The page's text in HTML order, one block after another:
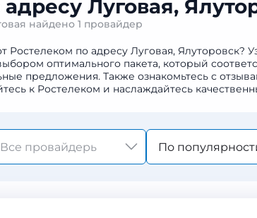
Луговая,
найдено 1 провайдер
Ростелеком по адресу Луговая,
оптимального пакета, который
предложения. Также ознакомьтесь с
к Ростелеком и наслаждайтесь
По